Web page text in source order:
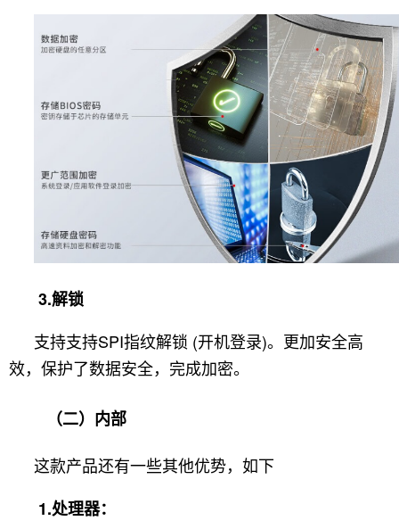
3.解锁
支持支持SPI指纹解锁 (开机登录)。更加安全高
效，保护了数据安全，完成加密。
（二）内部
这款产品还有一些其他优势，如下
1.处理器：